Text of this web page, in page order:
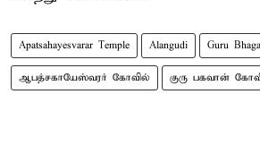
Apatsahayesvarar Temple Alangudi Guru
ஆபத்சகாயேஸ்வரர் கோவில் குரு பகவான்